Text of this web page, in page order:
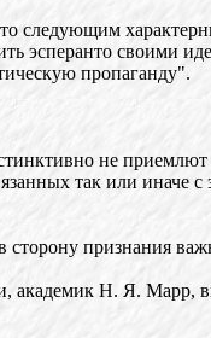
следующим
эсперанто своими
пропаганду".
не
так или иначе
признания
академик Н. Я.